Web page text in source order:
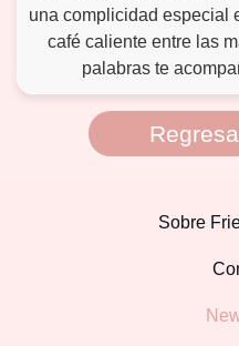
una complicidad especial
café caliente entre las
palabras te
Sobre